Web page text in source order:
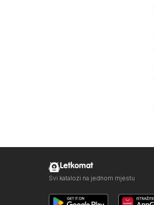
Letkomat
Svi katalozi na jednom mjestu